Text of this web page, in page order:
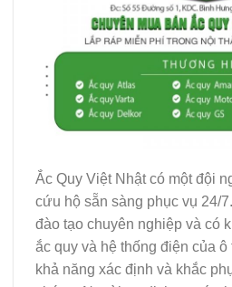
Ắc Quy Việt Nhật có một đội
cứu hộ sẵn sàng phục vụ 24/
đào tạo chuyên nghiệp và có
ắc quy và hệ thống điện của ô
khả năng xác định và khắc